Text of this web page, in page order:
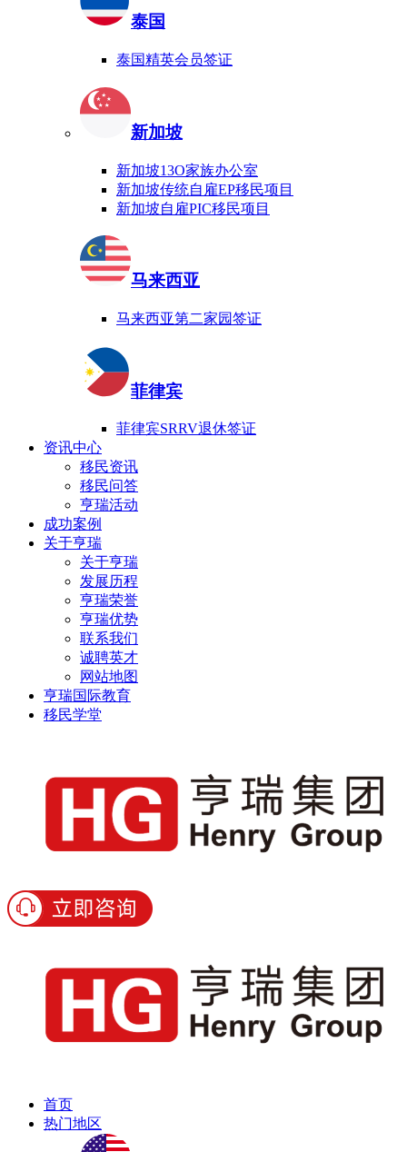
泰国
泰国精英会员签证
新加坡
新加坡13O家族办公室
新加坡传统自雇EP移民项目
新加坡自雇PIC移民项目
马来西亚
马来西亚第二家园签证
菲律宾
菲律宾SRRV退休签证
资讯中心
移民资讯
移民问答
亨瑞活动
成功案例
关于亨瑞
关于亨瑞
发展历程
亨瑞荣誉
亨瑞优势
联系我们
诚聘英才
网站地图
亨瑞国际教育
移民学堂
首页
热门地区